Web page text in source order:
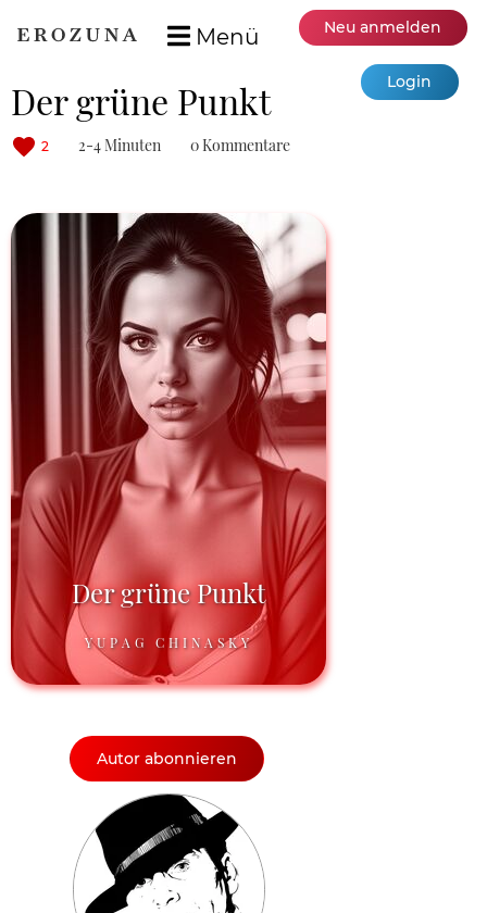
Menü Neu anmelden
Login
Der grüne Punkt
2 2-4 Minuten 0 Kommentare
Der grüne Punkt
YUPAG CHINASKY
Autor abonnieren